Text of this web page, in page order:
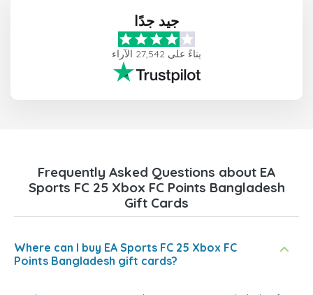
جيد جدًا
بناءً على 27,542 الآراء
Frequently Asked Questions about EA
Sports FC 25 Xbox FC Points Bangladesh
Gift Cards
Where can I buy EA Sports FC 25 Xbox FC
Points Bangladesh gift cards?